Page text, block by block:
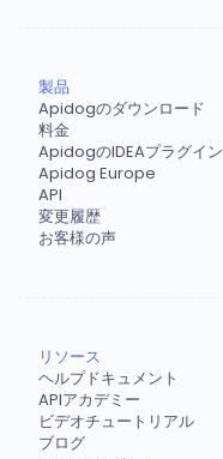
製品
Apidogのダウンロード
料金
ApidogのIDEAプラグイン
Apidog Europe
API
変更履歴
お客様の声
リソース
ヘルプドキュメント
APIアカデミー
ビデオチュートリアル
ブログ